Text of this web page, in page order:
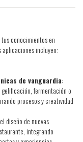
conocimientos en
incluyen:
de vanguardia:
fermentación o
procesos y creatividad
diseño de nuevas
integrando